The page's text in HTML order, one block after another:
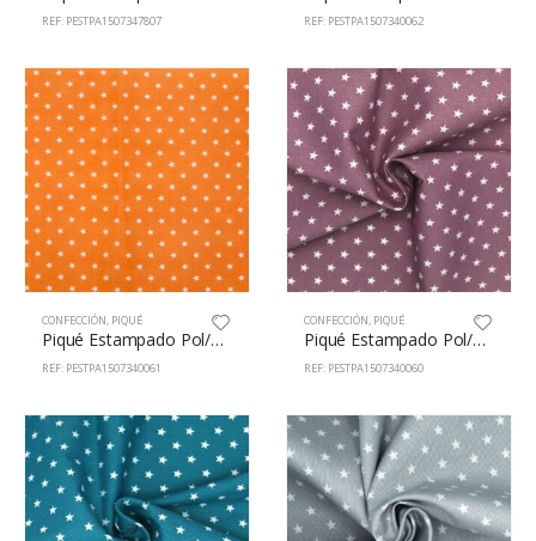
REF: PESTPA1507347807 REF: PESTPA1507340062
CONFECCIÓN, PIQUÉ
Piqué Estampado Pol/Alg 65/35% 150cm 73400/61
REF: PESTPA1507340061
CONFECCIÓN, PIQUÉ
Piqué Estampado Pol/Alg 65/35% 150cm 73400/60
REF: PESTPA1507340060